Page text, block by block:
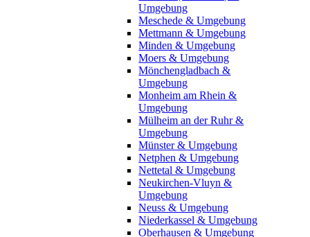
Umgebung
Meschede & Umgebung
Mettmann & Umgebung
Minden & Umgebung
Moers & Umgebung
Mönchengladbach &
Umgebung
Monheim am Rhein &
Umgebung
Mülheim an der Ruhr &
Umgebung
Münster & Umgebung
Netphen & Umgebung
Nettetal & Umgebung
Neukirchen-Vluyn &
Umgebung
Neuss & Umgebung
Niederkassel & Umgebung
Oberhausen & Umgebung